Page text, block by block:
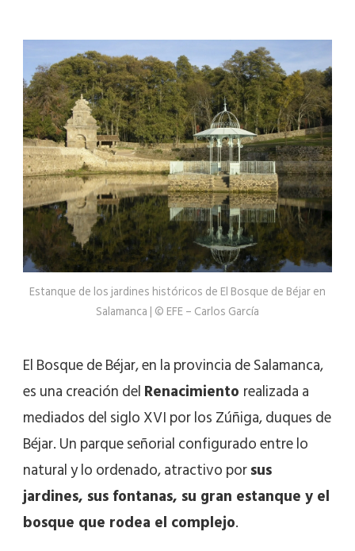
Estanque de los jardines históricos de El Bosque de Béjar en
Salamanca | © EFE – Carlos García
El Bosque de Béjar, en la provincia de Salamanca,
es una creación delRenacimiento realizada a
mediados del siglo XVI por los Zúñiga, duques de
Béjar. Un parque señorial configurado entre lo
natural y lo ordenado, atractivo porsus
jardines, sus fontanas, su gran estanque y el
bosque que rodea el complejo.